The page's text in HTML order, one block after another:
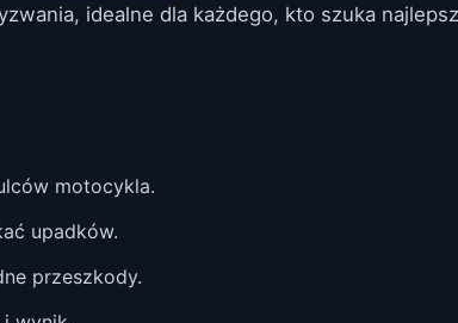
idealne dla każdego, kto szuka
motocykla.
upadków.
przeszkody.